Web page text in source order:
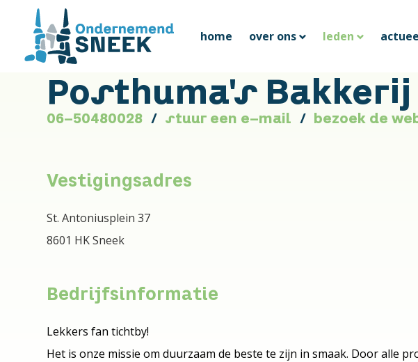
home over ons leden
Posthuma's Bakkerij
06-50480028 stuur een e-mail bezoek de
Vestigingsadres
St. Antoniusplein 37
8601 HK Sneek
Bedrijfsinformatie
Lekkers fan tichtby!
Het is onze missie om duurzaam de beste te zijn in smaak. Door alle